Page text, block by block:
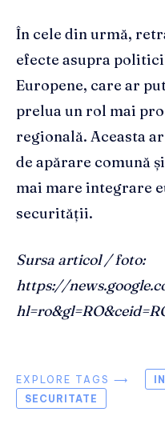
În cele din urmă,
efecte asupra
Europene, care ar
prelua un rol mai
regională. Aceasta
de apărare comună
mai mare integrare
securității.
Sursa articol / foto:
https://
EXPLORE TAGS ⟶
SECURITATE